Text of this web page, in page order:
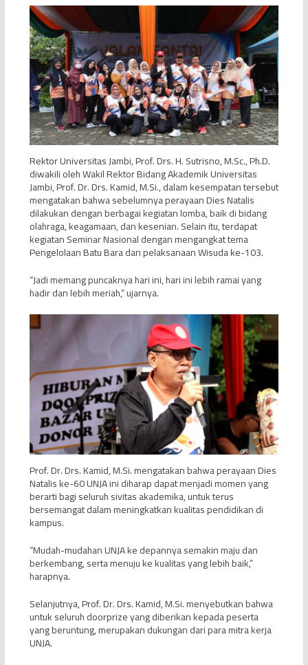
Rektor Universitas Jambi, Prof. Drs. H. Sutrisno, M.Sc., Ph.D.
diwakili oleh Wakil Rektor Bidang Akademik Universitas
Jambi, Prof. Dr. Drs. Kamid, M.Si., dalam kesempatan tersebut
mengatakan bahwa sebelumnya perayaan Dies Natalis
dilakukan dengan berbagai kegiatan lomba, baik di bidang
olahraga, keagamaan, dan kesenian. Selain itu, terdapat
kegiatan Seminar Nasional dengan mengangkat tema
Pengelolaan Batu Bara dan pelaksanaan Wisuda ke-103.
“Jadi memang puncaknya hari ini, hari ini lebih ramai yang
hadir dan lebih meriah,” ujarnya.
Prof. Dr. Drs. Kamid, M.Si. mengatakan bahwa perayaan Dies
Natalis ke-60 UNJA ini diharap dapat menjadi momen yang
berarti bagi seluruh sivitas akademika, untuk terus
bersemangat dalam meningkatkan kualitas pendidikan di
kampus.
“Mudah-mudahan UNJA ke depannya semakin maju dan
berkembang, serta menuju ke kualitas yang lebih baik,”
harapnya.
Selanjutnya, Prof. Dr. Drs. Kamid, M.Si. menyebutkan bahwa
untuk seluruh doorprize yang diberikan kepada peserta
yang beruntung, merupakan dukungan dari para mitra kerja
UNJA.